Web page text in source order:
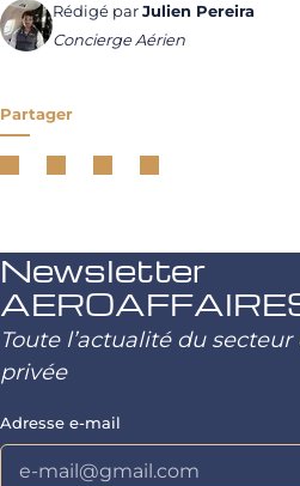
Rédigé parJulien Pereira
Concierge Aérien
Partager
Newsletter
Toute l’actualité du secteur
privée
Adresse e-mail